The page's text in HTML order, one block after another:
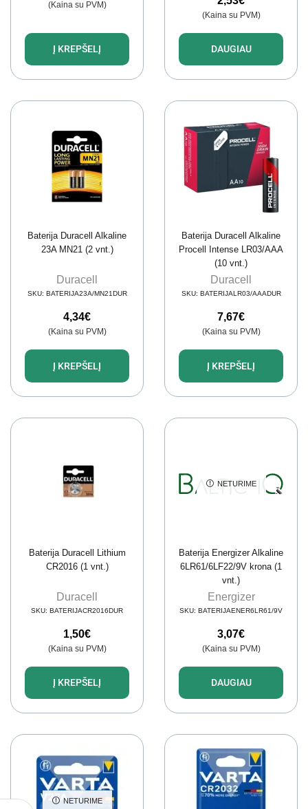
(Kaina su PVM)
Į KREPŠELĮ
(Kaina su PVM)
DAUGIAU
Baterija Duracell Alkaline
23A MN21 (2 vnt.)
Duracell
SKU: BATERIJA23A/MN21DUR
4,34€
(Kaina su PVM)
Į KREPŠELĮ
Baterija Duracell Alkaline
Procell Intense LR03/AAA
(10 vnt.)
Duracell
SKU: BATERIJALR03/AAADUR
7,67€
(Kaina su PVM)
Į KREPŠELĮ
Baterija Duracell Lithium
CR2016 (1 vnt.)
Duracell
SKU: BATERIJACR2016DUR
1,50€
(Kaina su PVM)
Į KREPŠELĮ
NETURIME
Baterija Energizer Alkaline
6LR61/6LF22/9V krona (1
vnt.)
Energizer
SKU: BATERIJAENER6LR61/9V
3,07€
(Kaina su PVM)
DAUGIAU
NETURIME